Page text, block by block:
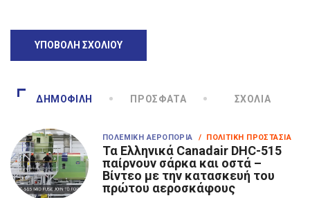
ΔΗΜΟΦΙΛΉ ΠΡΌΣΦΑΤΑ ΣΧΌΛΙΑ
ΠΟΛΕΜΙΚΉ ΑΕΡΟΠΟΡΊΑ / ΠΟΛΙΤΙΚΉ ΠΡΟΣΤΑΣΊΑ
Τα Eλληνικά Canadair DHC-515
παίρνουν σάρκα και οστά –
Βίντεο με την κατασκευή του
πρώτου αεροσκάφους